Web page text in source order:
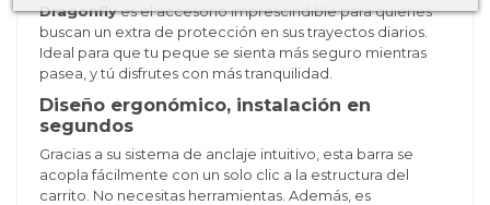
Dragonflyes el accesorio imprescindible para quienes
buscan un extra de protección en sus trayectos diarios.
Ideal para que tu peque se sienta más seguro mientras
pasea, y tú disfrutes con más tranquilidad.
Diseño ergonómico, instalación en
segundos
Gracias a su sistema de anclaje intuitivo, esta barra se
acopla fácilmente con un solo clic a la estructura del
carrito. No necesitas herramientas. Además, es